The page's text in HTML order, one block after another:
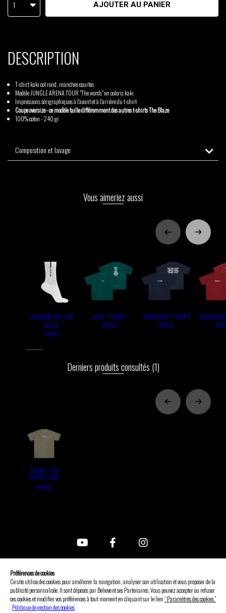
1 AJOUTER AU PANIER
DESCRIPTION
T-shirt kaki col rond, manches courtes
Modèle JUNGLE ARENA TOUR "The words" en coloris kaki
Impressions sérigraphiques à l'avant et à l'arrière du t-shirt
Coupe oversize - ce modèle taille différemment des autres t-shirts The Blaze
100% coton - 240 gr
Composition et lavage
Vous aimeriez aussi
CHAUSSETTES - THE
BLAZE
9,90 €
FOLK - T-SHIRT
34,90 €
TERRITORY - T-SHIRT
34,90 €
Derniers produits consultés (1)
T-SHIRT - THE
WORDS / KAKI
39,90 €
CGV
Mentions légales
Préférences de cookies
Ce site utilise des cookies pour améliorer la navigation, analyser son utilisation et vous proposer de la
publicité personnalisée. Il sont déposés par Believe et ses Partenaires. Vous pouvez accepter ou refuser
ces cookies et modifier vos préférences à tout moment en cliquant sur le lien“ Paramètres des cookies ”
.Politique de gestion des cookies